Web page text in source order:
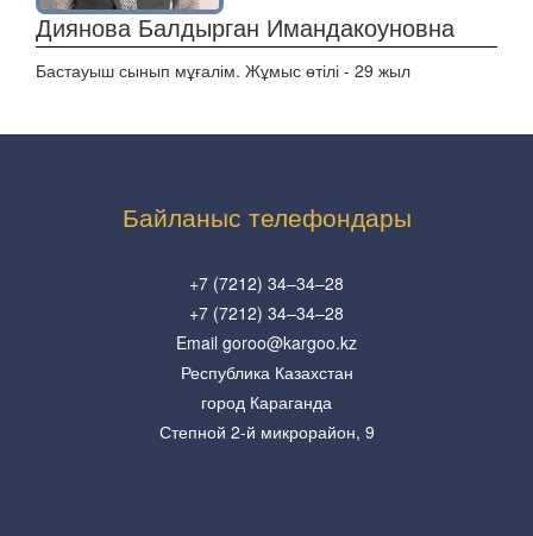
Диянова Балдырган Имандакоуновна
Бастауыш сынып мұғалім. Жұмыс өтілі - 29 жыл
Байланыс телефондары
+7 (7212) 34–34–28
+7 (7212) 34–34–28
Email goroo@kargoo.kz
Республика Казахстан
город Караганда
Степной 2-й микрорайон, 9